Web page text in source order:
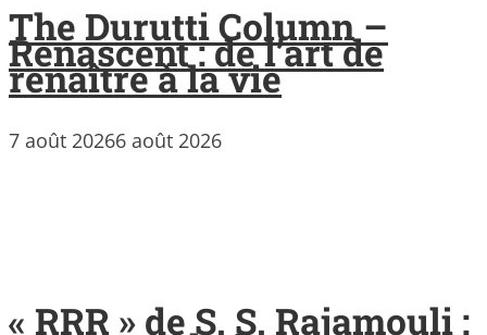
The Durutti Column –
Renascent : de l’art de
renaître à la vie
7 août 20266 août 2026
« RRR » de S. S. Rajamouli :